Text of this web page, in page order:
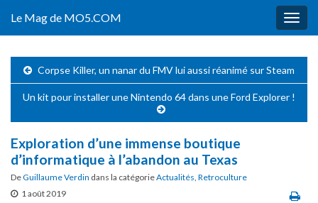
Le Mag de MO5.COM
Corpse Killer, un nanar du FMV lui aussi réanimé sur Steam
Un kit pour installer une Nintendo 64 dans une Ford Explorer !
Exploration d’une immense boutique
d’informatique à l’abandon au Texas
DeGuillaume Verdin dans la catégorieActualités, Retroculture
1 août 2019